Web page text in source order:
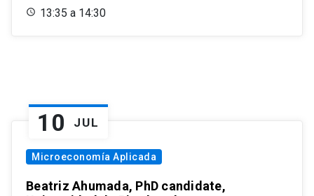
13:35 a 14:30
10 JUL
Microeconomía Aplicada
Beatriz Ahumada, PhD candidate,